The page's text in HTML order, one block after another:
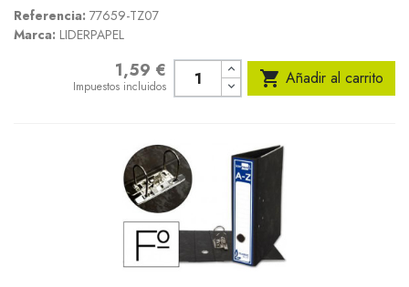
Referencia: 77659-TZ07
Marca: LIDERPAPEL
1,59 €
Impuestos incluidos  Añadir al carrito